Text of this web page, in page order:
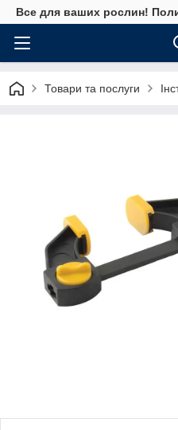
Все для ваших рослин!
Товари та послуги